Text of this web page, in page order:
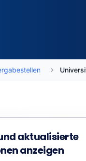
aktualisierte
anzeigen